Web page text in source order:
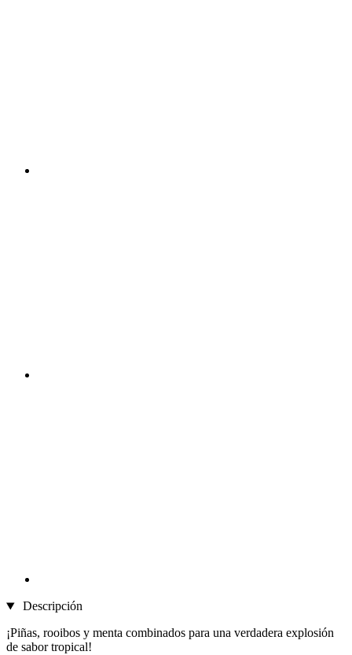
Descripción
¡Piñas, rooibos y menta combinados para una verdadera explosión
de sabor tropical!